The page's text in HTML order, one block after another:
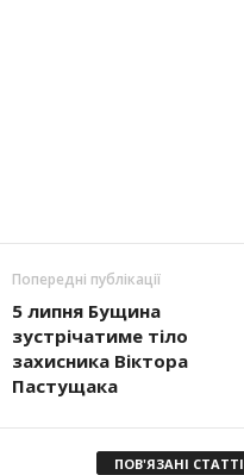
Попередні публікації
5 липня Бущина
зустрічатиме тіло
захисника Віктора
Пастущака
ПОВ'ЯЗАНІ СТАТТІ